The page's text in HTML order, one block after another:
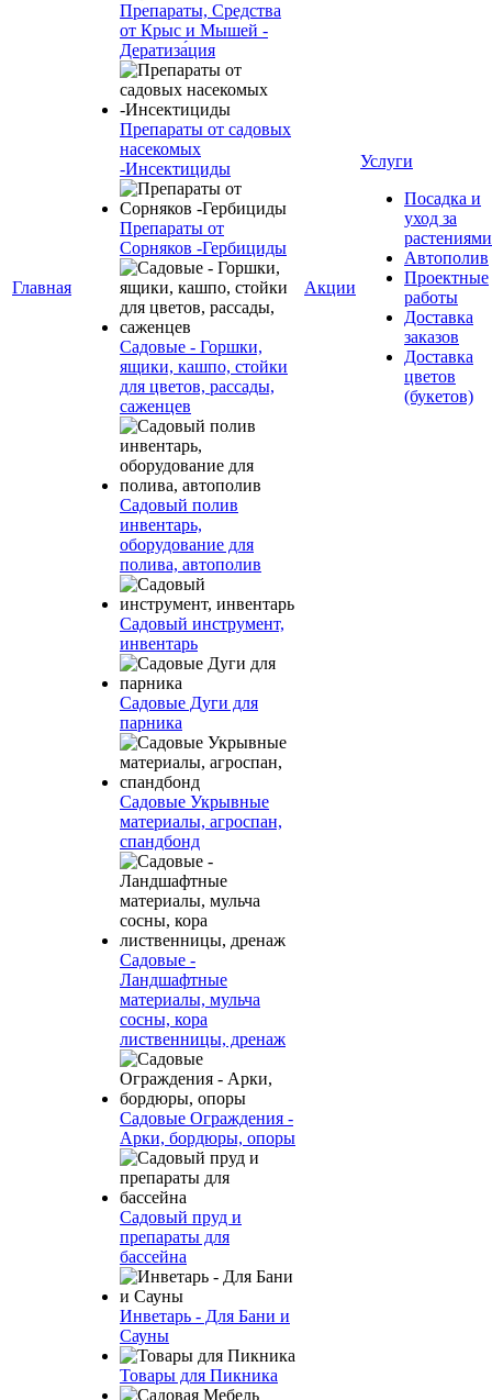
Главная
Препараты, Средства
от Крыс и Мышей -
Дератиза́ция
Препараты от садовых
насекомых
-Инсектициды
Препараты от
Сорняков -Гербициды
Садовые - Горшки,
ящики, кашпо, стойки
для цветов, рассады,
саженцев
Садовый полив
инвентарь,
оборудование для
полива, автополив
Садовый инструмент,
инвентарь
Садовые Дуги для
парника
Садовые Укрывные
материалы, агроспан,
спандбонд
Садовые -
Ландшафтные
материалы, мульча
сосны, кора
лиственницы, дренаж
Садовые Ограждения -
Арки, бордюры, опоры
Садовый пруд и
препараты для
бассейна
Инветарь - Для Бани и
Сауны
Товары для Пикника
Акции
Услуги
Посадка и
уход за
растениями
Автополив
Проектные
работы
Доставка
заказов
Доставка
цветов
(букетов)